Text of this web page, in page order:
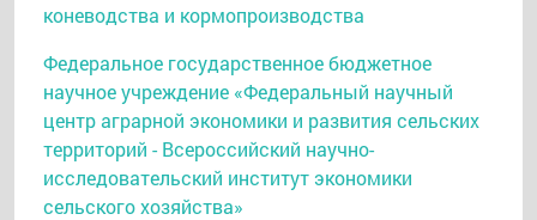
коневодства и кормопроизводства
Федеральное государственное бюджетное
научное учреждение «Федеральный научный
центр аграрной экономики и развития сельских
территорий - Всероссийский научно-
исследовательский институт экономики
сельского хозяйства»